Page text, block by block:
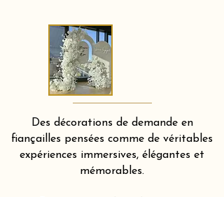
Des décorations de demande en
fiançailles pensées comme de véritables
expériences immersives, élégantes et
mémorables.